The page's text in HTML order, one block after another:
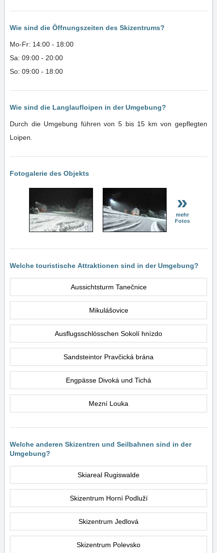
Wie sind die Öffnungszeiten des Skizentrums?
Mo-Fr: 14:00 - 18:00
Sa: 09:00 - 20:00
So: 09:00 - 18:00
Wie sind die Langlaufloipen in der Umgebung?
Durch die Umgebung führen von 5 bis 15 km von gepflegten
Loipen.
Fotogalerie des Objekts
»
mehr
Fotos
Welche touristische Attraktionen sind in der Umgebung?
Aussichtsturm Tanečnice
Mikulášovice
Ausflugsschlösschen Sokolí hnízdo
Sandsteintor Pravčická brána
Engpässe Divoká und Tichá
Mezní Louka
Welche anderen Skizentren und Seilbahnen sind in der
Umgebung?
Skiareal Rugiswalde
Skizentrum Horní Podluží
Skizentrum Jedlová
Skizentrum Polevsko